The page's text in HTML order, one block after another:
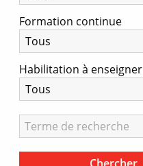
Formation continue
Habilitation à enseigner